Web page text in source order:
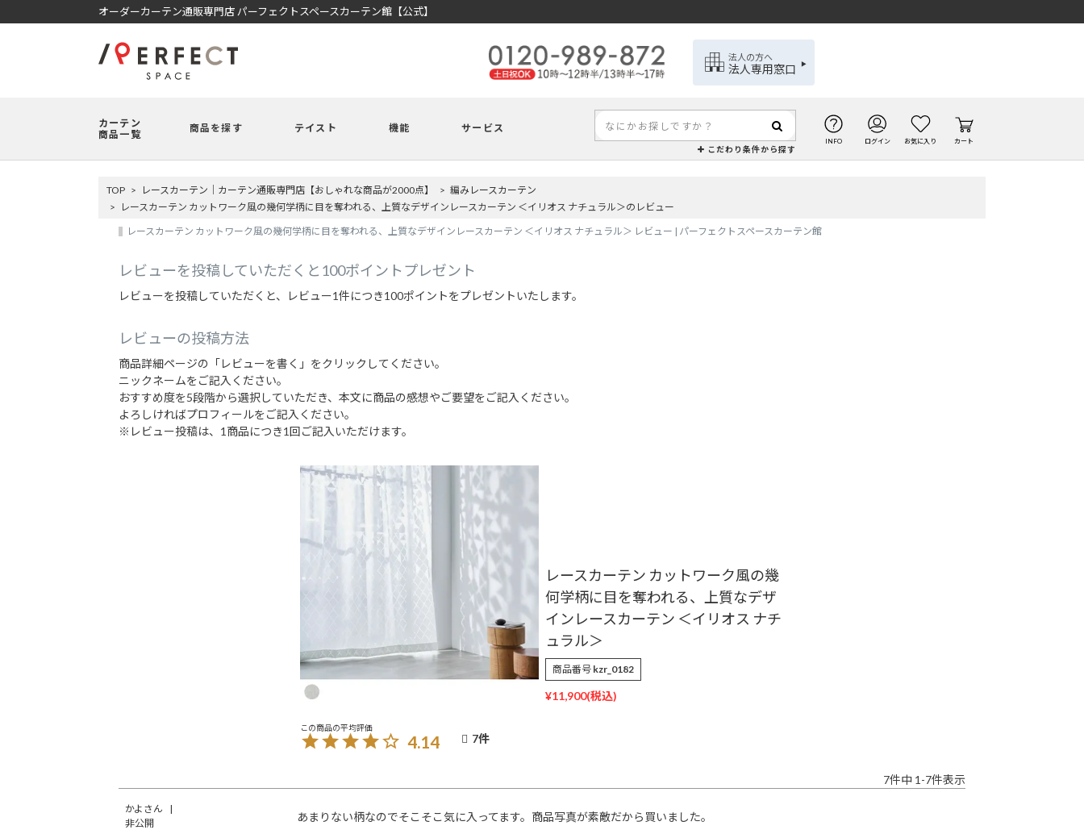
オーダーカーテン通販専門店 パーフェクトスペースカーテン館【公式】
法人の方へ
法人専用窓口
カーテン
商品一覧
商品を探す テイスト 機能 サービス
こだわり条件から探す
INFO ログイン お気に入り カート
TOP レースカーテン｜カーテン通販専門店【おしゃれな商品が2000点】
編みレースカーテン
レースカーテン カットワーク風の幾何学柄に目を奪われる、上質なデザインレースカーテン ＜イリオス ナチュラル＞のレビュー
レースカーテン カットワーク風の幾何学柄に目を奪われる、上質なデザインレースカーテン ＜イリオス ナチュラル＞ レビュー | パーフェクトスペースカーテン館
レビューを投稿していただくと100ポイントプレゼント
レビューを投稿していただくと、レビュー1件につき100ポイントをプレゼントいたします。
レビューの投稿方法
商品詳細ページの「レビューを書く」をクリックしてください。
ニックネームをご記入ください。
おすすめ度を5段階から選択していただき、本文に商品の感想やご要望をご記入ください。
よろしければプロフィールをご記入ください。
※レビュー投稿は、1商品につき1回ご記入いただけます。
レースカーテン カットワーク風の幾
何学柄に目を奪われる、上質なデザ
インレースカーテン ＜イリオス ナチ
ュラル＞
商品番号 kzr_0182
¥11,900
4.14 7
7件中 1 -7件表示
かよ
非公開
あまりない柄なのでそこそこ気に入ってます。商品写真が素敵だから買いました。